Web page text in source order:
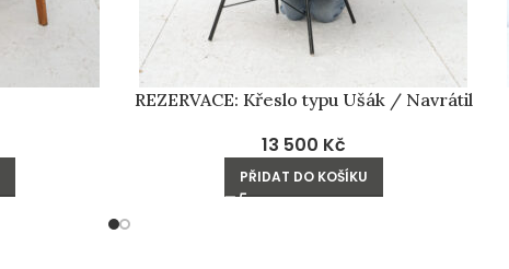
REZERVACE: Křeslo typu Ušák / Navrátil
13 500 Kč
PŘIDAT DO KOŠÍKU